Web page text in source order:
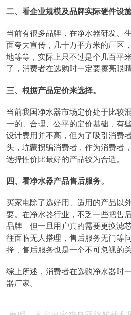
二、看企业规模及品牌实际硬件设施
当前有很多品牌，在净水器研发、
面夸大宣传，几十万平方米的厂区
地等等，实际上只不过是个几百平
了，消费者在选购时一定要擦亮眼
三、根据产品定价来选择。
当前我国净水器市场定价处于比较
一的、合理、公平的定价基础，有
设计费用并不高，但为了吸引消费
头，坑蒙拐骗消费者，作为消费者
选择性价比最好的产品较为合适。
四、看净水器产品售后服务。
买家电除了选好用、适用的产品以
要。在净水器行业，不乏一些把售
品牌，但一旦用户真的需要更换滤
往面临无人搭理，售后服务无门等
择，售后服务也是一个不可忽视的关
综上所述，消费者在选购净水器时
器厂家。